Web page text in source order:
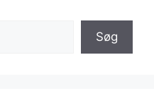
Søg